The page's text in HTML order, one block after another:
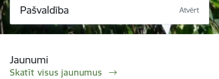
Pašvaldība Atvērt
Jaunumi
Skatīt visus jaunumus